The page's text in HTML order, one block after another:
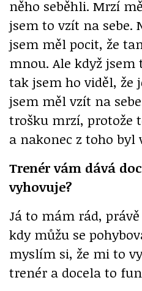
něho seběhli. Mrzí
jsem to vzít na sebe.
jsem měl pocit, že
mnou. Ale když
tak jsem ho viděl, že
jsem měl vzít na
trošku mrzí, protože
a nakonec z toho byl
Trenér vám dává
vyhovuje?
Já to mám rád,
kdy můžu se
myslím si, že mi to
trenér a docela to